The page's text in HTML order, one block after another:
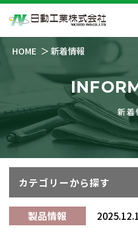
HOME 新着情報
新着
カテゴリーから探す
製品情報